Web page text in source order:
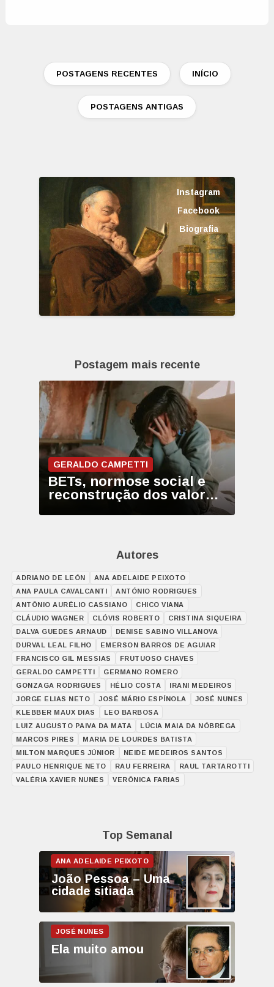
POSTAGENS RECENTES INÍCIO
POSTAGENS ANTIGAS
Instagram
Facebook
Biografia
Postagem mais recente
GERALDO CAMPETTI
BETs, normose social e
reconstrução dos valores
Autores
ADRIANO DE LEÓN
ANA ADELAIDE PEIXOTO
ANA PAULA CAVALCANTI
ANTÓNIO RODRIGUES
ANTÔNIO AURÉLIO CASSIANO
CHICO VIANA
CLÁUDIO WAGNER
CLÓVIS ROBERTO
CRISTINA SIQUEIRA
DALVA GUEDES ARNAUD
DENISE SABINO VILLANOVA
DURVAL LEAL FILHO
EMERSON BARROS DE AGUIAR
FRANCISCO GIL MESSIAS
FRUTUOSO CHAVES
GERALDO CAMPETTI
GERMANO ROMERO
GONZAGA RODRIGUES
HÉLIO COSTA
IRANI MEDEIROS
JORGE ELIAS NETO
JOSÉ MÁRIO ESPÍNOLA
JOSÉ NUNES
KLEBBER MAUX DIAS
LEO BARBOSA
LUIZ AUGUSTO PAIVA DA MATA
LÚCIA MAIA DA NÓBREGA
MARCOS PIRES
MARIA DE LOURDES BATISTA
MILTON MARQUES JÚNIOR
NEIDE MEDEIROS SANTOS
PAULO HENRIQUE NETO
RAU FERREIRA
RAUL TARTAROTTI
VALÉRIA XAVIER NUNES
VERÔNICA FARIAS
Top Semanal
João Pessoa – Uma
cidade sitiada
Ela muito amou